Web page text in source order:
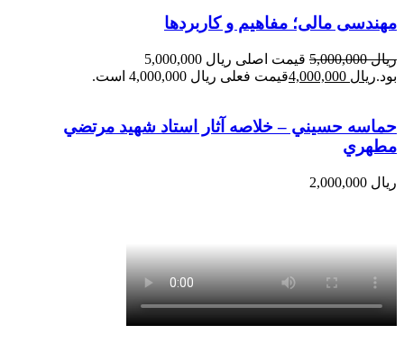
مهندسی مالی؛ مفاهیم و کاربردها
ریال5,000,000
قیمت اصلی ریال 5,000,000
بود.ریال قیمت فعلی ریال 4,000,000 است.
حماسه حسيني – خلاصه آثار استاد شهيد مرتضي
مطهري
ریال